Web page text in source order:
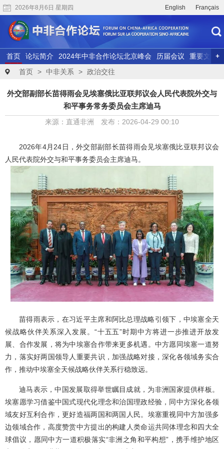
2026年8月6日 星期四 English Français
首页 论坛简介 2024年中非合作论坛北京峰会 历届会议
重要文献
联合研究
精彩视频
首页 > 中非关系 > 政治交往
外交部副部长苗得雨会见埃塞俄比亚联邦议会人民代表院外交与
和平事务常务委员会主席迪马
来源：直通非洲 发布：2026-04-29 00:10
2026年4月24日，外交部副部长苗得雨会见埃塞俄比亚联邦议会
人民代表院外交与和平事务委员会主席迪马。
苗得雨表示，在习近平主席和阿比总理战略引领下，中埃塞全天
候战略伙伴关系深入发展。“十五五”时期中方将进一步推进开放发
展、合作发展，将为中埃塞合作带来更多机遇。中方愿同埃塞一道努
力，落实好两国领导人重要共识，加强战略对接，深化各领域务实合
作，推动中埃塞全天候战略伙伴关系行稳致远。
迪马表示，中国发展取得举世瞩目成就，为非洲国家提供样板。
埃塞愿学习借鉴中国式现代化理念和治国理政经验，同中方深化各领
域友好互利合作，更好造福两国和两国人民。埃塞重视同中方加强多
边领域合作，高度赞赏中方提出的构建人类命运共同体理念和四大全
球倡议，愿同中方一道积极落实“非洲之角和平构想”，携手维护地区